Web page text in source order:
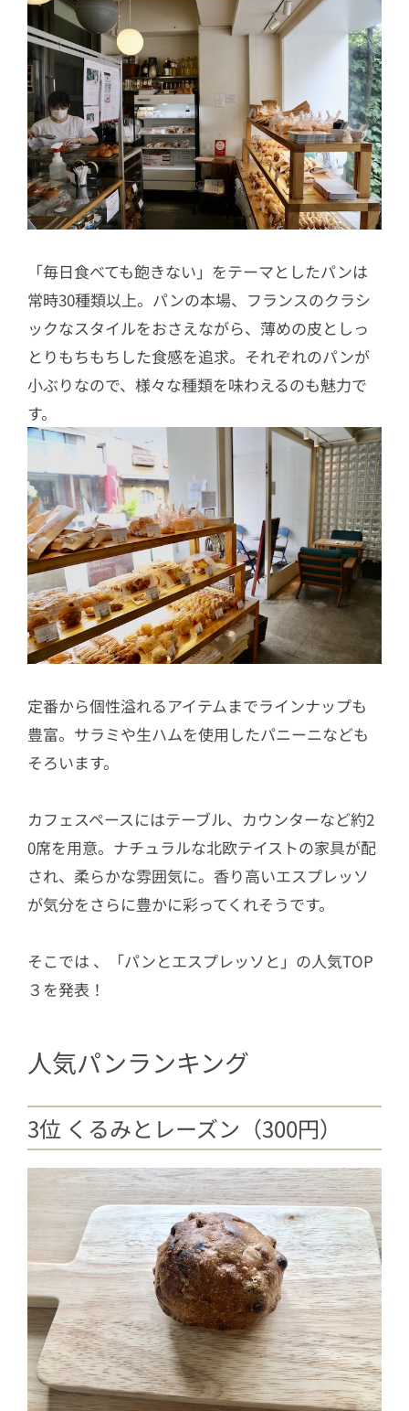
「毎日食べても飽きない」をテーマとしたパンは
常時30種類以上。パンの本場、フランスのクラシ
ックなスタイルをおさえながら、薄めの皮としっ
とりもちもちした食感を追求。それぞれのパンが
小ぶりなので、様々な種類を味わえるのも魅力で
す。
定番から個性溢れるアイテムまでラインナップも
豊富。サラミや生ハムを使用したパニーニなども
そろいます。
カフェスペースにはテーブル、カウンターなど約2
0席を用意。ナチュラルな北欧テイストの家具が配
され、柔らかな雰囲気に。香り高いエスプレッソ
が気分をさらに豊かに彩ってくれそうです。
そこでは 、「パンとエスプレッソと」の人気TOP
３を発表！
人気パンランキング
3位 くるみとレーズン（300円）